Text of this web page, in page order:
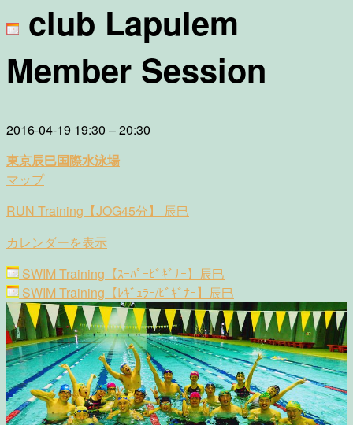
club Lapulem
Member Session
RUN
分】
辰
巳
2016-04-19 19:30 –20:30
東京辰巳国際水泳場
マップ東
辰
巳
国
際
水
泳
場
RUN Training【JOG45分】 辰巳
カレンダーを表示
Post
navigation
SWIM Training【ｽｰﾊﾟｰﾋﾞｷﾞﾅｰ】辰巳
SWIM Training【ﾚｷﾞｭﾗｰ/ﾋﾞｷﾞﾅｰ】辰巳